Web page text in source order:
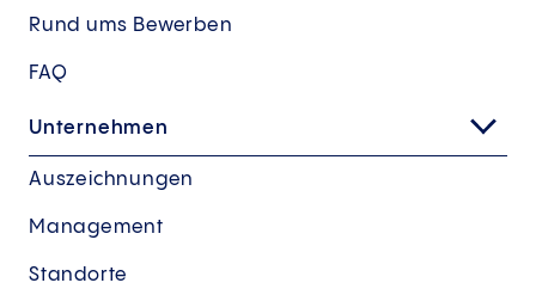
Rund ums Bewerben
FAQ
Unternehmen
Auszeichnungen
Management
Standorte